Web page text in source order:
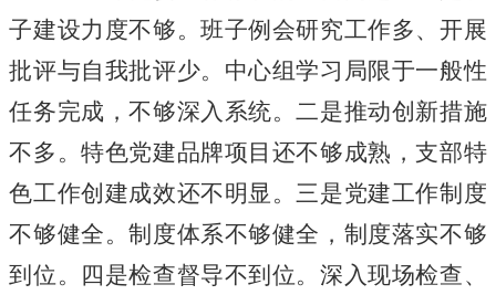
子建设力度不够。班子例会研究工作多、开展
批评与自我批评少。中心组学习局限于一般性
任务完成，不够深入系统。二是推动创新措施
不多。特色党建品牌项目还不够成熟，支部特
色工作创建成效还不明显。三是党建工作制度
不够健全。制度体系不够健全，制度落实不够
到位。四是检查督导不到位。深入现场检查、